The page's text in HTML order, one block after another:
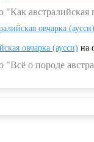
овчарка (аусси)
овчарка (аусси) на
о породе